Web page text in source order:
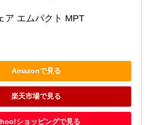
ア エムパクト MPT
Amazonで見る
楽天市場で見る
ショッピングで見る